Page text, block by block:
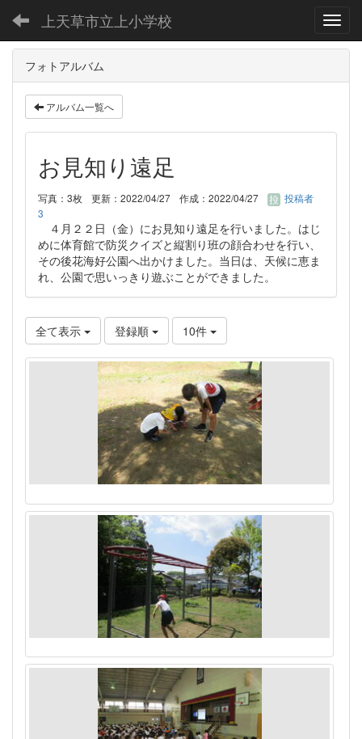
上天草市立上小学校
フォトアルバム
アルバム一覧へ
お見知り遠足
写真：3枚 更新：2022/04/27 作成：2022/04/27
投稿者
3
４月２２日（金）にお見知り遠足を行いました。はじ
めに体育館で防災クイズと縦割り班の顔合わせを行い、
その後花海好公園へ出かけました。当日は、天候に恵ま
れ、公園で思いっきり遊ぶことができました。
全て表示 登録順 10件